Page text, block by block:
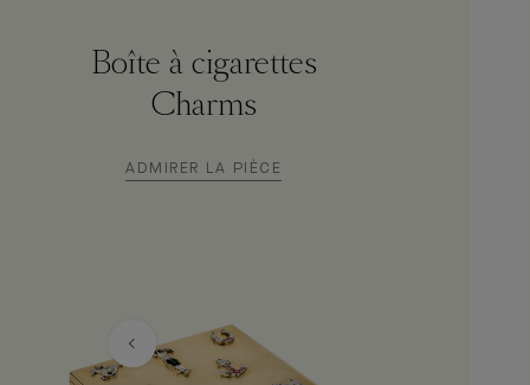
Boîte à cigarettes
Charms
ADMIRER LA PIÈCE